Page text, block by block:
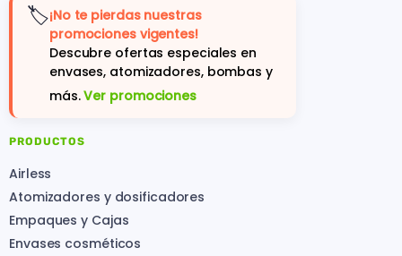
🏷️¡No te pierdas nuestras
promociones vigentes!
Descubre ofertas especiales en
envases, atomizadores, bombas y
más.Ver promociones
PRODUCTOS
Airless
Atomizadores y dosificadores
Empaques y Cajas
Envases cosméticos